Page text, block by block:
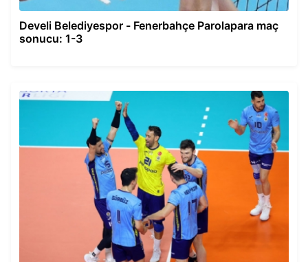
Develi Belediyespor - Fenerbahçe Parolapara maç
sonucu: 1-3